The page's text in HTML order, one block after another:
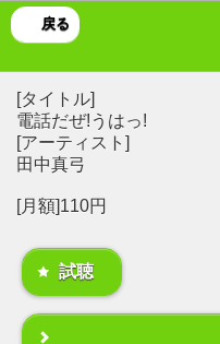
戻る
[タイトル]
電話だぜ!うはっ!
[アーティスト]
田中真弓
[月額]110円
試聴